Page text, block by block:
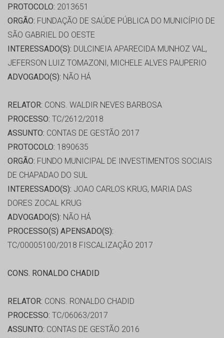
PROTOCOLO: 2013651
ORGÃO: FUNDAÇÃO DE SAÚDE PÚBLICA DO MUNICÍPIO DE
SÃO GABRIEL DO OESTE
INTERESSADO(S): DULCINEIA APARECIDA MUNHOZ VAL,
JEFERSON LUIZ TOMAZONI, MICHELE ALVES PAUPERIO
ADVOGADO(S): NÃO HÁ
RELATOR: CONS. WALDIR NEVES BARBOSA
PROCESSO: TC/2612/2018
ASSUNTO: CONTAS DE GESTÃO 2017
PROTOCOLO: 1890635
ORGÃO: FUNDO MUNICIPAL DE INVESTIMENTOS SOCIAIS
DE CHAPADAO DO SUL
INTERESSADO(S): JOAO CARLOS KRUG, MARIA DAS
DORES ZOCAL KRUG
ADVOGADO(S): NÃO HÁ
PROCESSO(S) APENSADO(S):
TC/00005100/2018 FISCALIZAÇÃO 2017
CONS. RONALDO CHADID
RELATOR: CONS. RONALDO CHADID
PROCESSO: TC/06063/2017
ASSUNTO: CONTAS DE GESTÃO 2016